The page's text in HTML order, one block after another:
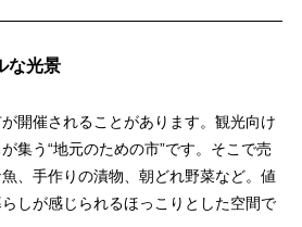
な光景
開催されることがあります。観光向け
集う“地元のための市”です。そこで売
、手作りの漬物、朝どれ野菜など。値
しが感じられるほっこりとした空間で